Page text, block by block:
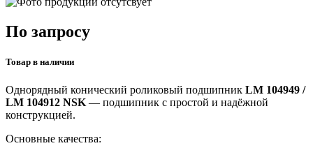
По запросу
Товар в наличии
Однорядный конический роликовый подшипник LM 104949 /
LM 104912 NSK — подшипник с простой и надёжной
конструкцией.
Основные качества: